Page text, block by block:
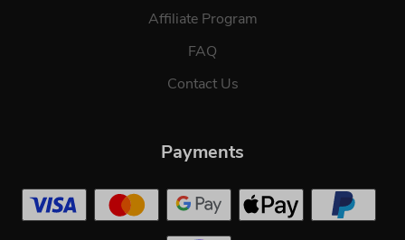
Affiliate Program
FAQ
Contact Us
Payments